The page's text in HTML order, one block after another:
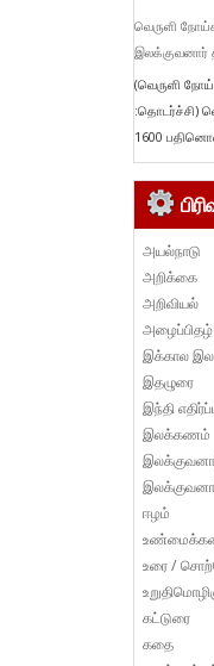
வெருளி
இலக்குவனார்
(வெருளி
:தொடர்ச்சி)
1600
அயல்நாடு
அறிக்கை
அறிவியல்
அழைப்பிதழ்
இக்கால
இதழுரை
இந்தி
இலக்கணம்
ஈழம்
உரை /
கட்டுரை
கதை